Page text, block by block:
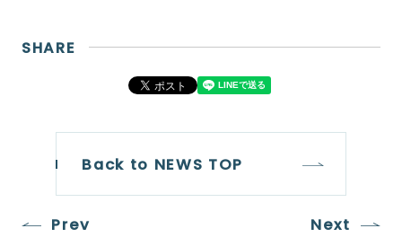
SHARE
Prev
Back to NEWS TOP
Next